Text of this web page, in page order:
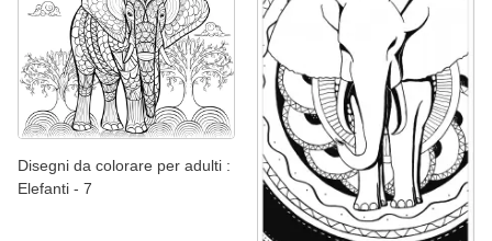
Disegni da colorare per adulti :
Elefanti - 7